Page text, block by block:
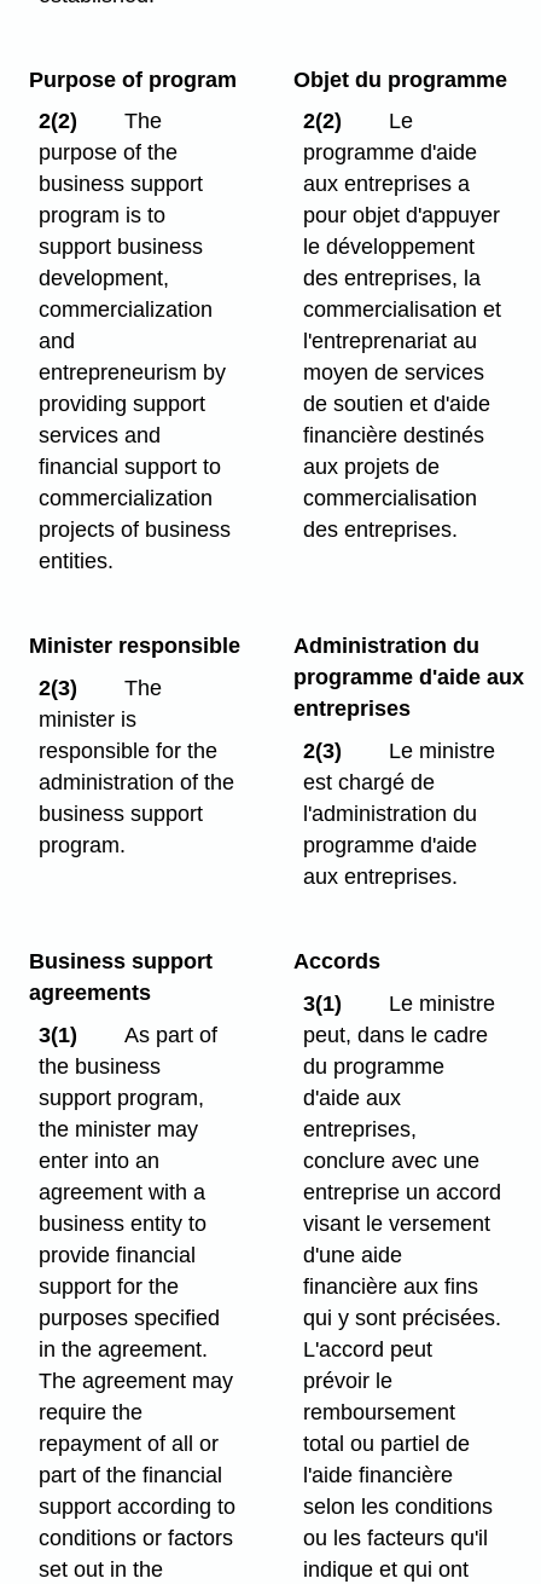
Purpose of program
2(2)
The
purpose of the
business support
program is to
support business
development,
commercialization
and
entrepreneurism by
providing support
services and
financial support to
commercialization
projects of business
entities.
Objet du programme
2(2)
Le
programme d'aide
aux entreprises a
pour objet d'appuyer
le développement
des entreprises, la
commercialisation et
l'entreprenariat au
moyen de services
de soutien et d'aide
financière destinés
aux projets de
commercialisation
des entreprises.
Minister responsible
2(3)
The
minister is
responsible for the
administration of the
business support
program.
Administration du
programme d'aide aux
entreprises
2(3)
Le ministre
est chargé de
l'administration du
programme d'aide
aux entreprises.
Business support
agreements
3(1)
As part of
the business
support program,
the minister may
enter into an
agreement with a
business entity to
provide financial
support for the
purposes specified
in the agreement.
The agreement may
require the
repayment of all or
part of the financial
support according to
conditions or factors
set out in the
Accords
3(1)
Le ministre
peut, dans le cadre
du programme
d'aide aux
entreprises,
conclure avec une
entreprise un accord
visant le versement
d'une aide
financière aux fins
qui y sont précisées.
L'accord peut
prévoir le
remboursement
total ou partiel de
l'aide financière
selon les conditions
ou les facteurs qu'il
indique et qui ont